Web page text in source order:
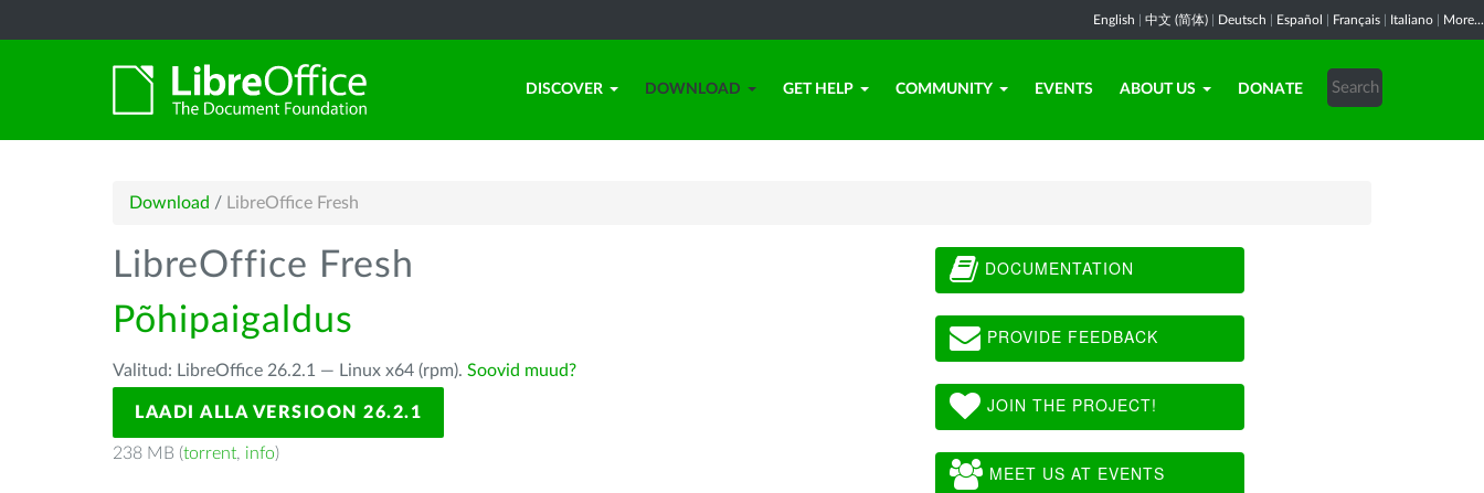
English 中文 (简体) Deutsch Español Français Italiano More...
DISCOVER DOWNLOAD GET HELP COMMUNITY EVENTS ABOUT US DONATE
Download / LibreOffice Fresh
LibreOffice Fresh
Põhipaigaldus
Valitud: LibreOffice 26.2.1 — Linux x64 (rpm). Soovid muud?
LAADI ALLA VERSIOON 26.2.1
238 MB (torrent, info)
DOCUMENTATION
PROVIDE FEEDBACK
JOIN THE PROJECT!
MEET US AT EVENTS